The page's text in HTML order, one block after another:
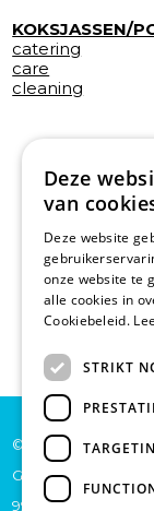
KOKSJASSEN/
catering
care
cleaning
© De Backer CP bv
Grote Baan 45
9920 Lievegem
Deze
van
Deze website
onze website te
alle cookies in
Cookiebeleid.
STRIKT